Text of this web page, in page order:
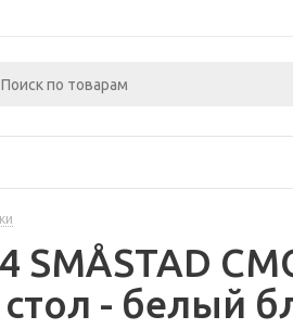
SMÅSTAD
- белый